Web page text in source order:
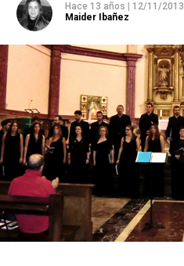
Hace 13 años
12/11/2013
Maider Ibañez